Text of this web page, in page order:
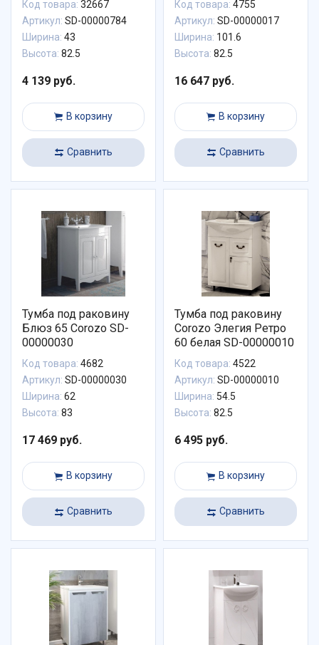
Код товара: 32667
Артикул: SD-00000784
Ширина: 43
Высота: 82.5
4 139 руб.
В корзину
Сравнить
Код товара: 4755
Артикул: SD-00000017
Ширина: 101.6
Высота: 82.5
16 647 руб.
В корзину
Сравнить
Тумба под раковину
Блюз 65 Corozo SD-
00000030
Код товара: 4682
Артикул: SD-00000030
Ширина: 62
Высота: 83
17 469 руб.
В корзину
Сравнить
Тумба под раковину
Corozo Элегия Ретро
60 белая SD-00000010
Код товара: 4522
Артикул: SD-00000010
Ширина: 54.5
Высота: 82.5
6 495 руб.
В корзину
Сравнить